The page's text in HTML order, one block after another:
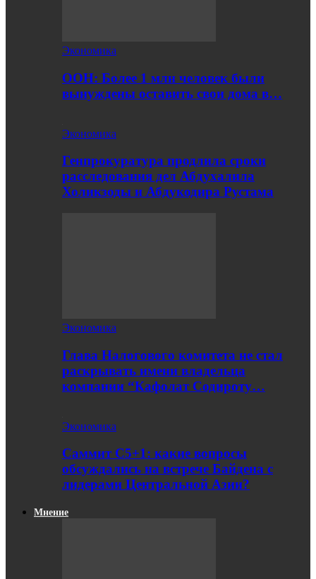
Экономика
ООН: Более 1 млн человек были
вынуждены оставить свои дома в…
Экономика
Генпрокуратура продлила сроки
расследования дел Абдухалила
Холикзоды и Абдукодира Рустама
Экономика
Глава Налогового комитета не стал
раскрывать имени владельца
компании “Кафолат Содироту…
Экономика
Саммит С5+1: какие вопросы
обсуждались на встрече Байдена с
лидерами Центральной Азии?
Мнение